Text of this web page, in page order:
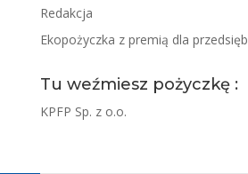
Redakcja
Ekopożyczka z premią dla
Tu weźmiesz pożyczkę :
KPFP Sp. z o.o.